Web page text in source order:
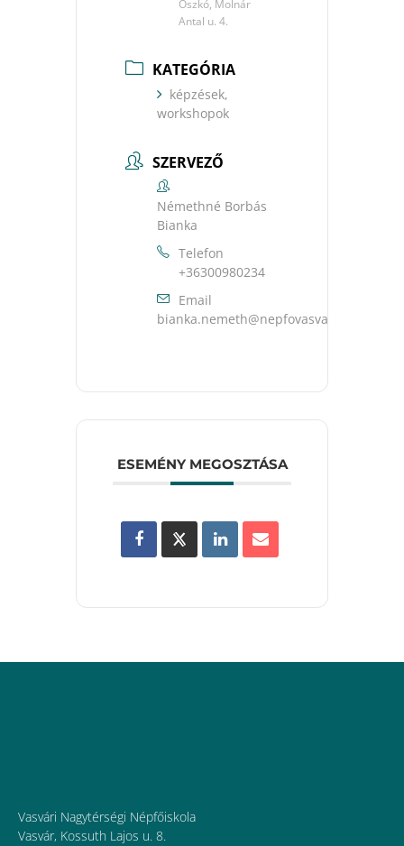
Oszkó, Molnár
Antal u. 4.
KATEGÓRIA
képzések,
workshopok
SZERVEZŐ
Némethné Borbás
Bianka
Telefon
+36300980234
Email
uh.ravsavofpen@htemen.aknaib
ESEMÉNY MEGOSZTÁSA
Vasvári Nagytérségi Népfőiskola
Vasvár, Kossuth Lajos u. 8.